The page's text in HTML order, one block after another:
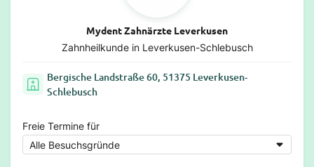
Mydent Zahnärzte Leverkusen
Zahnheilkunde in Leverkusen-Schlebusch
Bergische Landstraße 60, 51375 Leverkusen-
Schlebusch
Freie Termine für